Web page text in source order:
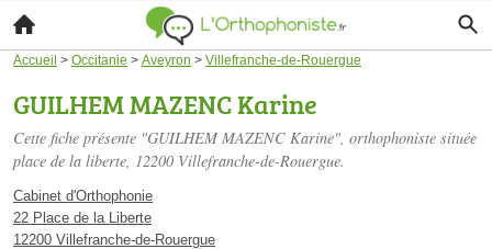
Accueil > Occitanie > Aveyron > Villefranche-de-Rouergue
GUILHEM MAZENC Karine
Cette fiche présente "GUILHEM MAZENC Karine", orthophoniste située
place de la liberte, 12200 Villefranche-de-Rouergue.
Cabinet d'Orthophonie
22 Place de la Liberte
12200 Villefranche-de-Rouergue